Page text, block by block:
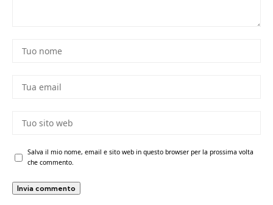
Salva il mio nome, email e sito web in questo browser per la prossima volta
che commento.